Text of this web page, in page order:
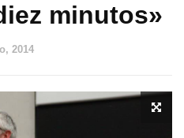
minutos»
2014